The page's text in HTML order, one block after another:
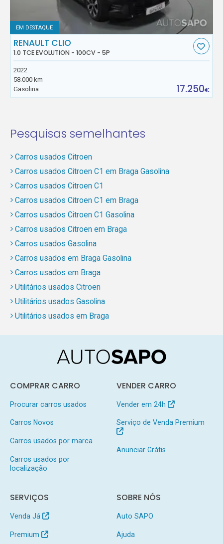
EM DESTAQUE
RENAULT CLIO
1.0 TCE EVOLUTION - 100CV - 5P
2022
58.000 km
Gasolina
17.250€
Pesquisas semelhantes
Carros usados Citroen
Carros usados Citroen C1 em Braga Gasolina
Carros usados Citroen C1
Carros usados Citroen C1 em Braga
Carros usados Citroen C1 Gasolina
Carros usados Citroen em Braga
Carros usados Gasolina
Carros usados em Braga Gasolina
Carros usados em Braga
Utilitários usados Citroen
Utilitários usados Gasolina
Utilitários usados em Braga
COMPRAR CARRO
Procurar carros usados
Carros Novos
Carros usados por marca
Carros usados por
localização
VENDER CARRO
Vender em 24h
Serviço de Venda Premium
Anunciar Grátis
SERVIÇOS
Venda Já
Premium
SOBRE NÓS
Auto SAPO
Ajuda